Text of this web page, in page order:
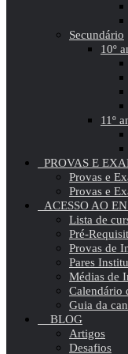
Secundário
10º
11º
PROVAS E
Provas e
Provas e
ACESSO AO
Lista de
Pré-
Provas de
Pares
Médias de
Calendário
Guia da
BLOG
Artigos
Desafios